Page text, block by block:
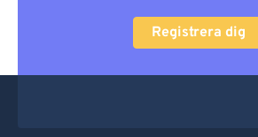
Registrera dig